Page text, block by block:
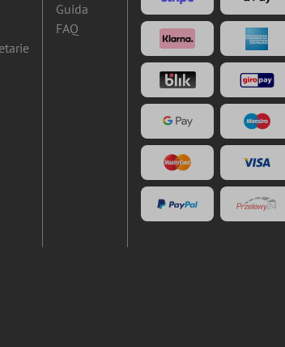
Guida
FAQ